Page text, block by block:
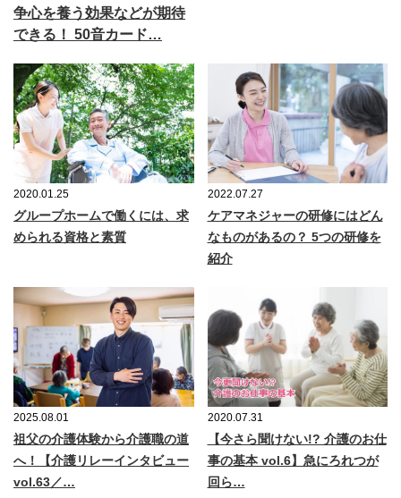
争心を養う効果などが期待
できる！ 50音カード…
2020.01.25
グループホームで働くには、求
められる資格と素質
2022.07.27
ケアマネジャーの研修にはどん
なものがあるの？ 5つの研修を
紹介
2025.08.01
祖父の介護体験から介護職の道
へ！【介護リレーインタビュー
vol.63／…
2020.07.31
【今さら聞けない!? 介護のお仕
事の基本 vol.6】急にろれつが
回ら…